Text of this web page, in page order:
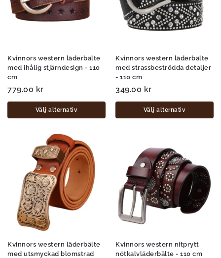
Kvinnors western läderbälte
med ihålig stjärndesign - 110
cm
779.00 kr
Välj alternativ
Kvinnors western läderbälte
med strassbeströdda detaljer
- 110 cm
349.00 kr
Välj alternativ
Kvinnors western läderbälte
med utsmyckad blomstrad
Kvinnors western nitprytt
nötkalvläderbälte - 110 cm